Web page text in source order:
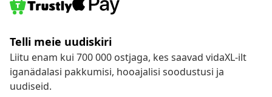
Telli meie uudiskiri
Liitu enam kui 700 000 ostjaga, kes saavad vidaXL-ilt
iganädalasi pakkumisi, hooajalisi soodustusi ja
uudiseid.